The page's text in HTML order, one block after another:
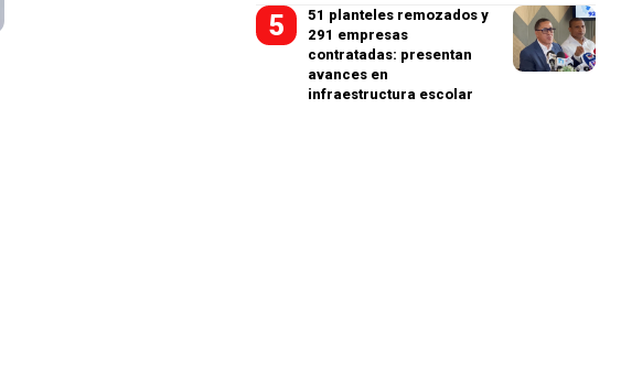
51 planteles remozados y
291 empresas
contratadas: presentan
avances en
infraestructura escolar